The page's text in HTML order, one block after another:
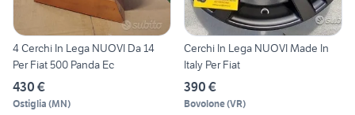
4 Cerchi In Lega NUOVI Da 14
Per Fiat 500 Panda Ec
430 €
Ostiglia (MN)
Cerchi In Lega NUOVI Made In
Italy Per Fiat
390 €
Bovolone(VR)